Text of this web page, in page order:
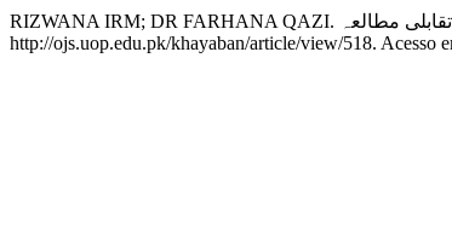
http://ojs.uop.edu.pk/khayaban/article/view/518. Acesso